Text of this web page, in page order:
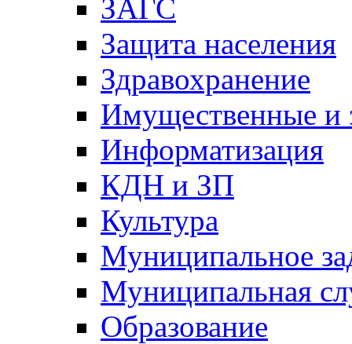
ЗАГС
Защита населения
Здравохранение
Имущественные и
Информатизация
КДН и ЗП
Культура
Муниципальное
Муниципальная
Образование